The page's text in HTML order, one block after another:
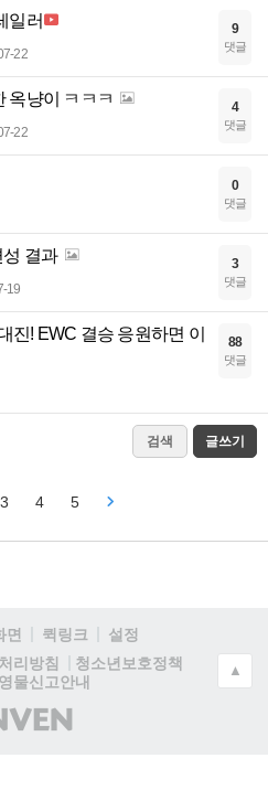
일러
22
9
댓글
옥냥이 ㅋㅋㅋ
22
4
댓글
0
댓글
성 결과
19
3
댓글
진! EWC 결승 응원하면 이
88
댓글
검색 글쓰기
3 4 5
면 퀵링크
설정
리방침
청소년보호정책
물신고안내
(주)
인
▲